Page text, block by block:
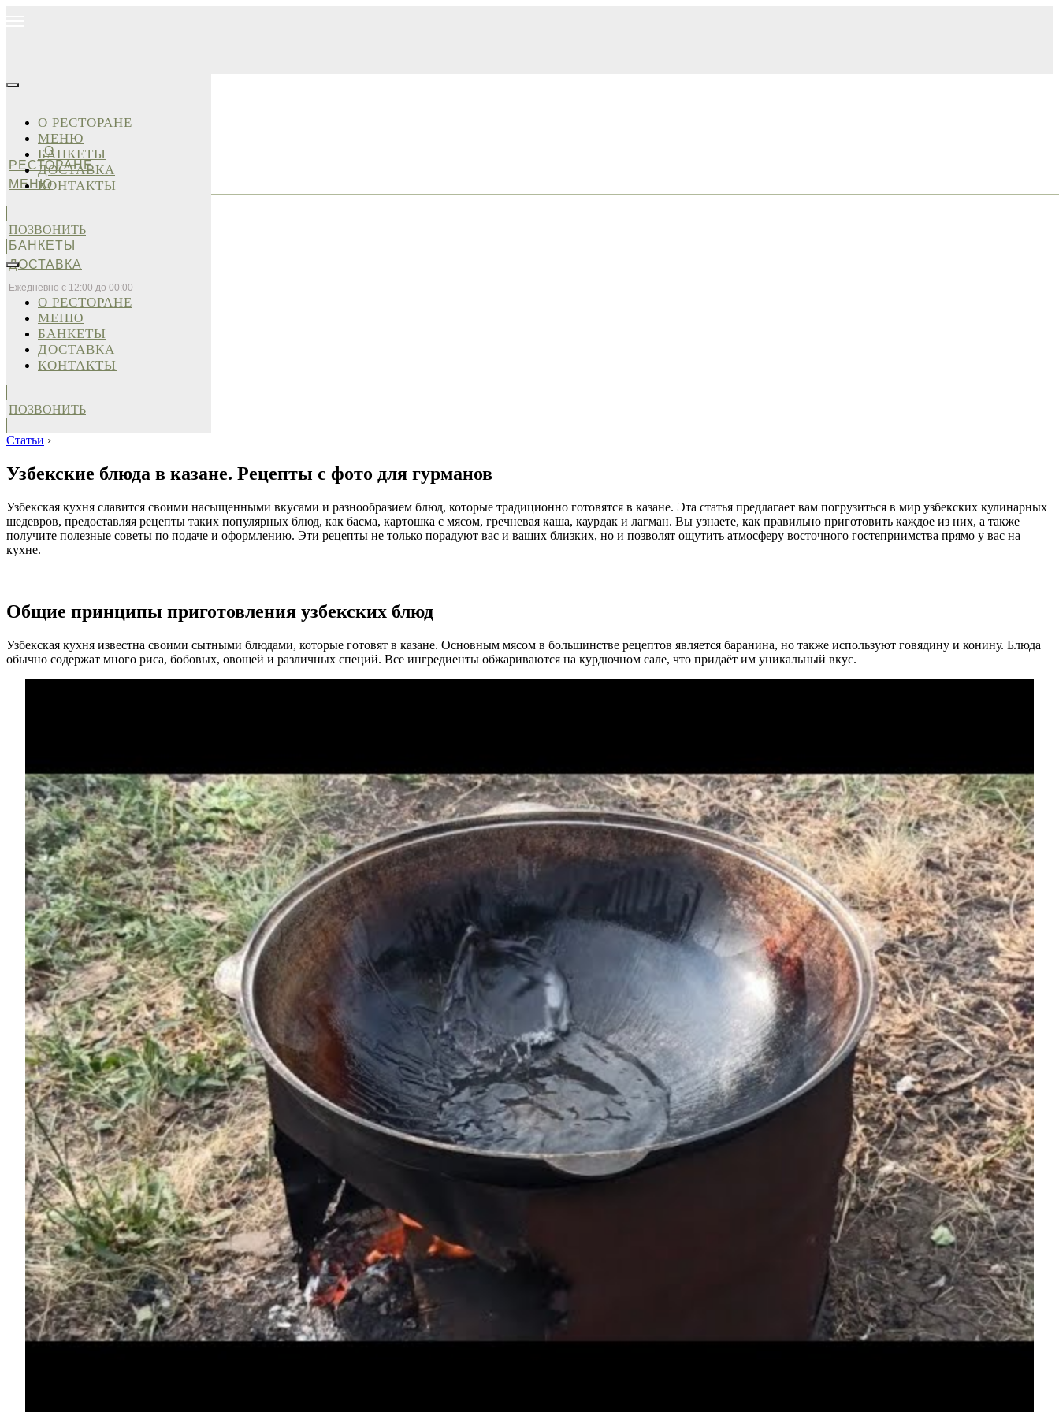
О
РЕСТОРАНЕ
МЕНЮ
БАНКЕТЫ
ДОСТАВКА
Ежедневно с 12:00 до 00:00
О РЕСТОРАНЕ
МЕНЮ
БАНКЕТЫ
ДОСТАВКА
КОНТАКТЫ
ПОЗВОНИТЬ
О РЕСТОРАНЕ
МЕНЮ
БАНКЕТЫ
ДОСТАВКА
КОНТАКТЫ
ПОЗВОНИТЬ
Статьи ›
Узбекские блюда в казане. Рецепты с фото для гурманов
Узбекская кухня славится своими насыщенными вкусами и разнообразием блюд, которые традиционно готовятся в казане. Эта статья предлагает вам погрузиться в мир узбекских кулинарных
шедевров, предоставляя рецепты таких популярных блюд, как басма, картошка с мясом, гречневая каша, каурдак и лагман. Вы узнаете, как правильно приготовить каждое из них, а также
получите полезные советы по подаче и оформлению. Эти рецепты не только порадуют вас и ваших близких, но и позволят ощутить атмосферу восточного гостеприимства прямо у вас на
кухне.
Общие принципы приготовления узбекских блюд
Узбекская кухня известна своими сытными блюдами, которые готовят в казане. Основным мясом в большинстве рецептов является баранина, но также используют говядину и конину. Блюда
обычно содержат много риса, бобовых, овощей и различных специй. Все ингредиенты обжариваются на курдючном сале, что придаёт им уникальный вкус.